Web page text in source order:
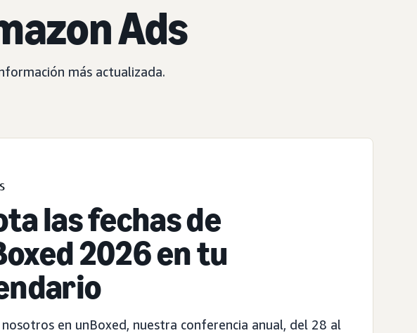
Ads
más actualizada.
las fechas de
2026 en tu
en unBoxed, nuestra conferencia anual, del 28 al